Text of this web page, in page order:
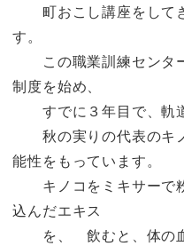
町おこし講座をして
す。
この職業訓練センタ
制度を始め、
すでに３年目で、軌
秋の実りの代表のキ
能性をもっています。
キノコをミキサーで
込んだエキス
を、 飲むと、体の血